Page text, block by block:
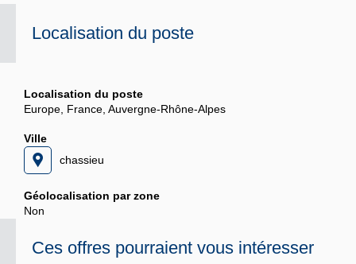
Localisation du poste
Localisation du poste
Europe, France, Auvergne-Rhône-Alpes
Ville
chassieu
Géolocalisation par zone
Non
Ces offres pourraient vous intéresser